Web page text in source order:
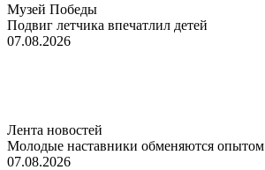
Музей Победы
Подвиг летчика впечатлил детей
07.08.2026
Лента новостей
Молодые наставники обменяются опытом
07.08.2026